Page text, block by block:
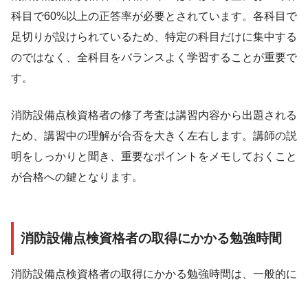
科目で60%以上の正答率が必要とされています。各科目で
足切りが設けられているため、特定の科目だけに集中する
のではなく、全科目をバランスよく学習することが重要で
す。
消防設備点検資格者の修了考査は講習内容から出題される
ため、講習中の理解が合否を大きく左右します。講師の説
明をしっかりと聞き、重要なポイントをメモしておくこと
が合格への鍵となります。
消防設備点検資格者の取得にかかる勉強時間
消防設備点検資格者の取得にかかる勉強時間は、一般的に